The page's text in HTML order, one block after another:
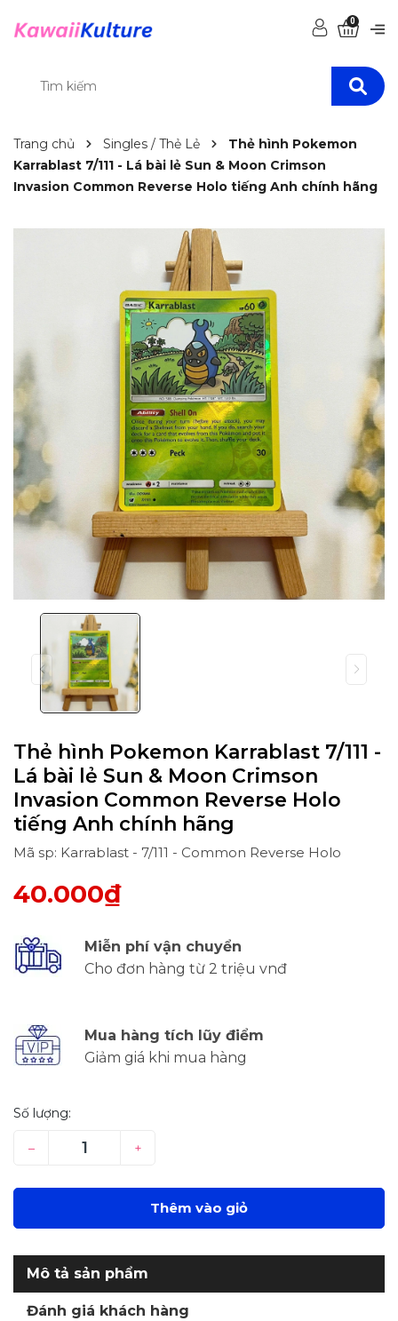
0
Trang chủ Singles / Thẻ Lẻ
Thẻ hình Pokemon
Karrablast 7/111 - Lá bài lẻ Sun & Moon Crimson
Invasion Common Reverse Holo tiếng Anh chính hãng
Thẻ hình Pokemon Karrablast 7/111 -
Lá bài lẻ Sun & Moon Crimson
Invasion Common Reverse Holo
tiếng Anh chính hãng
Mã sp: Karrablast - 7/111 - Common Reverse Holo
40.000₫
Miễn phí vận chuyển
Cho đơn hàng từ 2 triệu vnđ
Mua hàng tích lũy điểm
Giảm giá khi mua hàng
Số lượng:
– +
Thêm vào giỏ
Mô tả sản phẩm
Đánh giá khách hàng